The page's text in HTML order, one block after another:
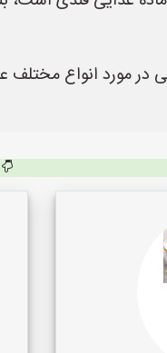
در مورد انواع مختلف